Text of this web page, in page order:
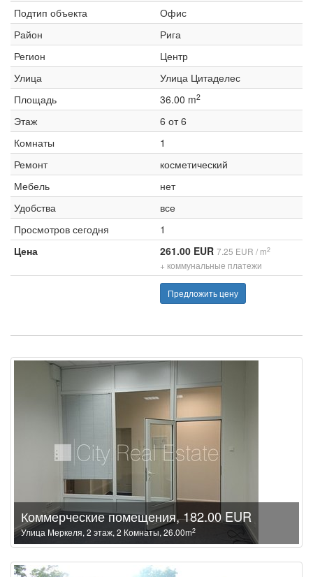
Подтип объекта
Офис
Район
Рига
Регион
Центр
Улица
Улица Цитаделес
Площадь
36.00 m2
Этаж
6 от 6
Комнаты
1
Ремонт
косметический
Мебель
нет
Удобства
все
Просмотров сегодня
1
Цена
261.00 EUR 7.25 EUR / m2
+ коммунальные платежи
Предложить цену
Коммерческие помещения, 182.00 EUR
Улица Меркеля, 2 этаж, 2 Комнаты, 26.00m2